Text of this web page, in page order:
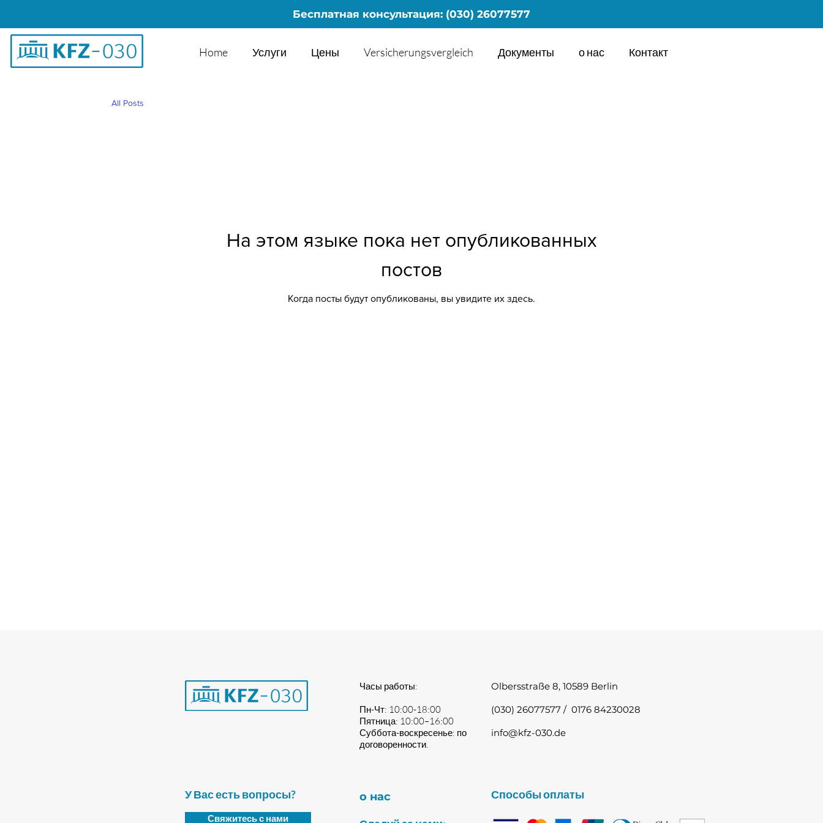
Бесплатная консультация: (030) 26077577
Home Услуги Цены Versicherungsvergleich Документы о нас Контакт
All Posts
На этом языке пока нет опубликованных
постов
Когда посты будут опубликованы, вы увидите их здесь.
Olbersstraße 8, 10589 Berlin
(030) 26077577 / 0176 84230028
info@kfz-030.de
Часы работы:
Пн-Чт: 10:00-18:00
Пятница: 10:00–16:00
Суббота-воскресенье: по
договоренности.
У Вас есть вопросы?
Свяжитесь с нами
о нас
Способы оплаты